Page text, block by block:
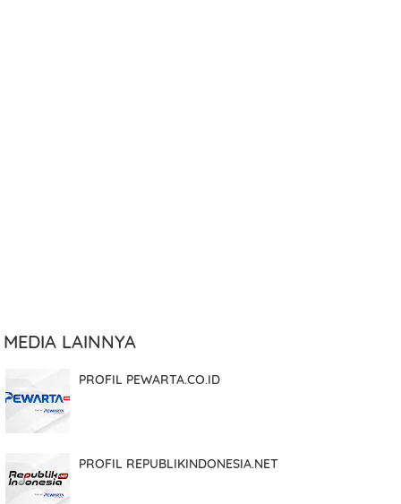
MEDIA LAINNYA
PROFIL PEWARTA.CO.ID
PROFIL REPUBLIKINDONESIA.NET
Tanggal Pesanan
Isi pesan/catatan